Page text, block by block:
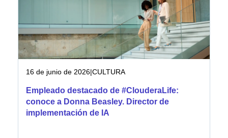
16 de junio de 2026|CULTURA
Empleado destacado de #ClouderaLife:
conoce a Donna Beasley. Director de
implementación de IA